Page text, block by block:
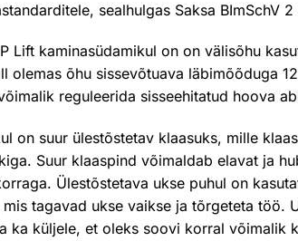
sealhulgas Saksa BImSchV
Lift kaminasüdamikul on on välisõhu
olemas õhu sissevõtuava läbimõõduga
reguleerida sisseehitatud hoova
on suur ülestõstetav klaasuks, mille
Suur klaaspind võimaldab elavat ja
Ülestõstetava ukse puhul on
mis tagavad ukse vaikse ja tõrgeteta töö.
ka küljele, et oleks soovi korral võimalik